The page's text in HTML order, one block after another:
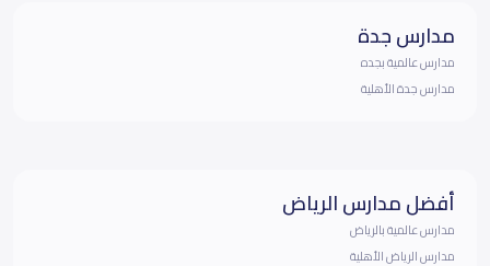
مدارس جدة
مدارس عالمية بجده
مدارس جدة الأهلية
أفضل مدارس الرياض
مدارس عالمية بالرياض
مدارس الرياض الأهلية